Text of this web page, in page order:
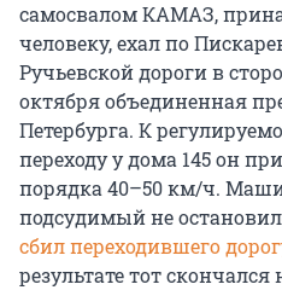
самосвалом КАМАЗ,
человеку, ехал по
Ручьевской дороги в
октября объединенная
Петербурга. К
переходу у дома 145 он
порядка 40–50 км/ч.
подсудимый не
сбил переходившего
результате тот